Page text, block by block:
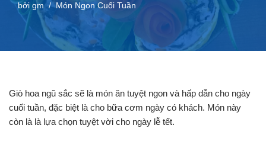
bởi gm Món Ngon Cuối Tuần
Giò hoa ngũ sắc sẽ là món ăn tuyệt ngon và hấp dẫn cho ngày
cuối tuần, đặc biệt là cho bữa cơm ngày có khách. Món này
còn là là lựa chọn tuyệt vời cho ngày lễ tết.